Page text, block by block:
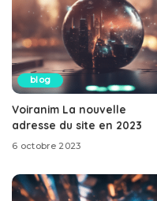
blog
Voiranim La nouvelle
adresse du site en 2023
6 octobre 2023